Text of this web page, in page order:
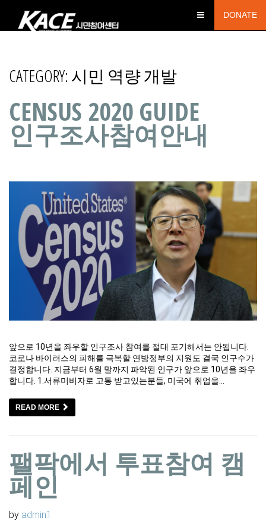
DONATE
CATEGORY:시민 역량 개발
CENSUS 2020 GUIDE
인구조사참여안내
앞으로 10년을 좌우할 인구조사 참여를 절대 포기해서는 안됩니다.
코로나 바이러스의 피해를 극복할 연방정부의 지원도 결국 인구수가
결정합니다. 지금부터 6월 말까지 파악된 인구가 앞으로 10년을 좌우
합니다. 1.서류미비자로 고통 받고있는분들, 미국에 취업을…
READ MORE
팰팍에서 투표참여 캠
페인
by admin1